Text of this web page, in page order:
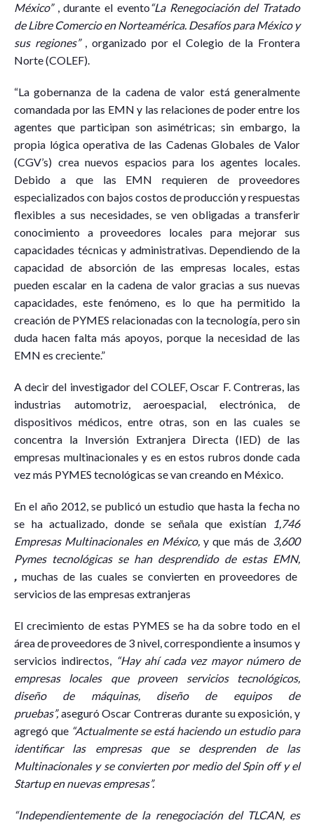
México” , durante el evento“La Renegociación del Tratado
de Libre Comercio en Norteamérica. Desafíos para México y
sus regiones” , organizado por el Colegio de la Frontera
Norte (COLEF).
“La gobernanza de la cadena de valor está generalmente
comandada por las EMN y las relaciones de poder entre los
agentes que participan son asimétricas; sin embargo, la
propia lógica operativa de las Cadenas Globales de Valor
(CGV’s) crea nuevos espacios para los agentes locales.
Debido a que las EMN requieren de proveedores
especializados con bajos costos de producción y respuestas
flexibles a sus necesidades, se ven obligadas a transferir
conocimiento a proveedores locales para mejorar sus
capacidades técnicas y administrativas. Dependiendo de la
capacidad de absorción de las empresas locales, estas
pueden escalar en la cadena de valor gracias a sus nuevas
capacidades, este fenómeno, es lo que ha permitido la
creación de PYMES relacionadas con la tecnología, pero sin
duda hacen falta más apoyos, porque la necesidad de las
EMN es creciente.”
A decir del investigador del COLEF, Oscar F. Contreras, las
industrias automotriz, aeroespacial, electrónica, de
dispositivos médicos, entre otras, son en las cuales se
concentra la Inversión Extranjera Directa (IED) de las
empresas multinacionales y es en estos rubros donde cada
vez más PYMES tecnológicas se van creando en México.
En el año 2012, se publicó un estudio que hasta la fecha no
se ha actualizado, donde se señala que existían
1,746
Empresas Multinacionales en México,y que más de 3,600
Pymes tecnológicas se han desprendido de estas EMN,
, muchas de las cuales se convierten en proveedores de
servicios de las empresas extranjeras
El crecimiento de estas PYMES se ha da sobre todo en el
área de proveedores de 3 nivel, correspondiente a insumos y
servicios indirectos, “Hay ahí cada vez mayor número de
empresas locales que proveen servicios tecnológicos,
diseño de máquinas, diseño de equipos de
pruebas”,aseguró Oscar Contreras durante su exposición, y
agregó que “Actualmente se está haciendo un estudio para
identificar las empresas que se desprenden de las
Multinacionales y se convierten por medio del Spin off y el
Startup en nuevas empresas”.
“Independientemente de la renegociación del TLCAN, es